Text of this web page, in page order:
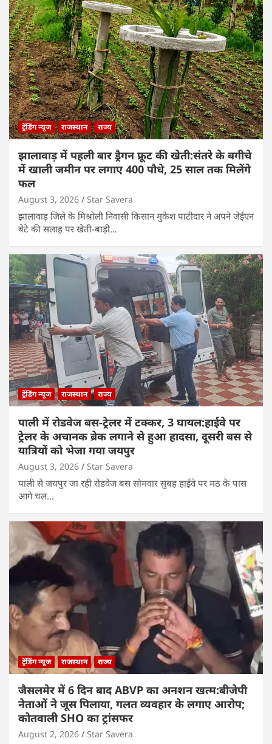
ट्रेंडिंग न्यूज राजस्थान राज्य
झालावाड़ में पहली बार ड्रैगन फ्रूट की खेती:संतरे के बगीचे
में खाली जमीन पर लगाए 400 पौधे, 25 साल तक मिलेंगे
फल
August 3, 2026 Star Savera
झालावाड़ जिले के मिश्रोली निवासी किसान मुकेश पाटीदार ने अपने जेईएन
बेटे की सलाह पर खेती-बाड़ी…
ट्रेंडिंग न्यूज राजस्थान राज्य
पाली में रोडवेज बस-ट्रेलर में टक्कर, 3 घायल:हाईवे पर
ट्रेलर के अचानक ब्रेक लगाने से हुआ हादसा, दूसरी बस से
यात्रियों को भेजा गया जयपुर
August 3, 2026 Star Savera
पाली से जयपुर जा रही रोडवेज बस सोमवार सुबह हाईवे पर मठ के पास
आगे चल…
ट्रेंडिंग न्यूज राजस्थान राज्य
जैसलमेर में 6 दिन बाद ABVP का अनशन खत्म:बीजेपी
नेताओं ने जूस पिलाया, गलत व्यवहार के लगाए आरोप;
कोतवाली SHO का ट्रांसफर
August 2, 2026 Star Savera